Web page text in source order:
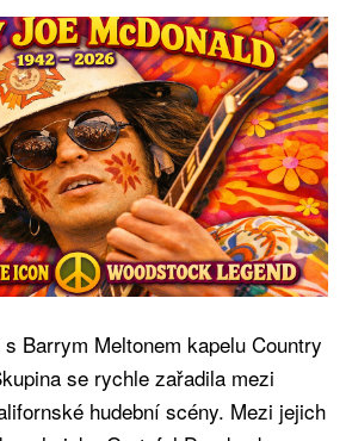
Barrym Meltonem kapelu Country
se rychle zařadila mezi
hudební scény. Mezi jejich